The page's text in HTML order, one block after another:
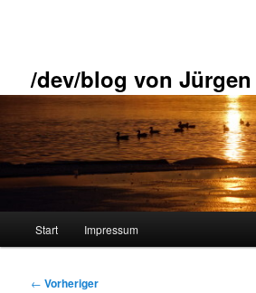
/dev/blog von
Start Impressum
Beitragsnavigation
← Vorheriger